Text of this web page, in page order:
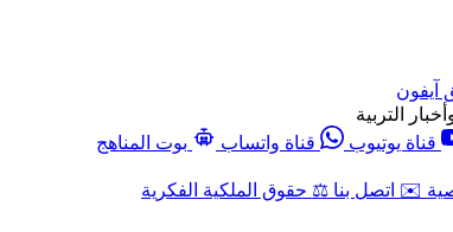
آيفون
التربية
قناة يوتيوب قناة واتساب
بوت المناهج
✉️ اتصل بنا ⚖️ حقوق الملكية الفكرية